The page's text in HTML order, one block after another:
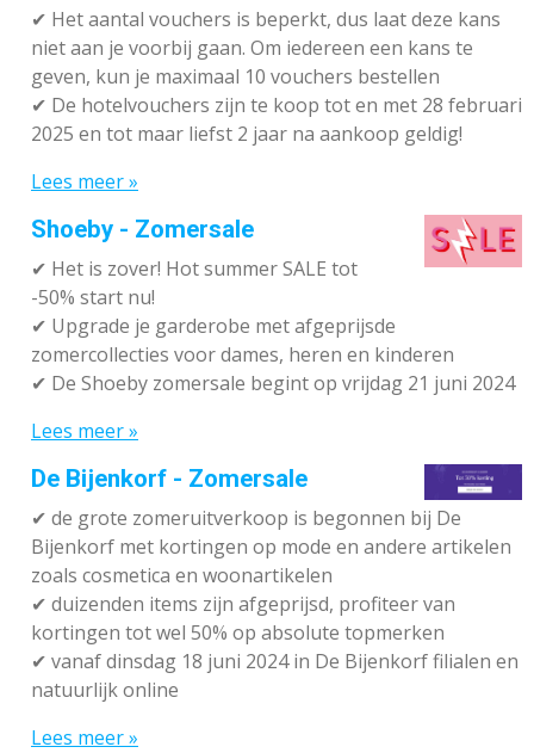
✔ Het aantal vouchers is beperkt, dus laat deze kans
niet aan je voorbij gaan. Om iedereen een kans te
geven, kun je maximaal 10 vouchers bestellen
✔ De hotelvouchers zijn te koop tot en met 28 februari
2025 en tot maar liefst 2 jaar na aankoop geldig!
Lees meer »
Shoeby - Zomersale
✔ Het is zover! Hot summer SALE tot
-50% start nu!
✔ Upgrade je garderobe met afgeprijsde
zomercollecties voor dames, heren en kinderen
✔ De Shoeby zomersale begint op vrijdag 21 juni 2024
Lees meer »
De Bijenkorf - Zomersale
✔ de grote zomeruitverkoop is begonnen bij De
Bijenkorf met kortingen op mode en andere artikelen
zoals cosmetica en woonartikelen
✔ duizenden items zijn afgeprijsd, profiteer van
kortingen tot wel 50% op absolute topmerken
✔ vanaf dinsdag 18 juni 2024 in De Bijenkorf filialen en
natuurlijk online
Lees meer »